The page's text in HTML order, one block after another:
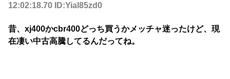
12:02:18.70 ID:Yial85zd0
昔、xj400かcbr400どっち買うかメッチャ迷ったけど、現
在凄い中古高騰してるんだってね。